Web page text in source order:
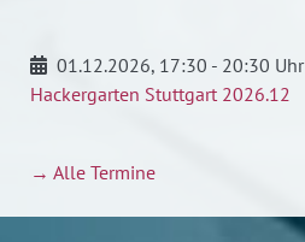
01.12.2026, 17:30 - 20:30 Uhr
Hackergarten Stuttgart 2026.12
→ Alle Termine